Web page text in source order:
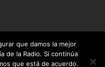
COLUMNA PIENSA EN LÍDER
que damos la mejor
de la Radio. Si continúa
que está de acuerdo.